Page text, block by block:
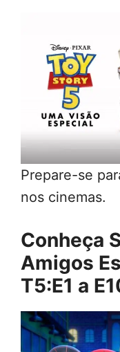
Prepare-se
nos cinemas.
Conheça
Amigos
T5:E1 a